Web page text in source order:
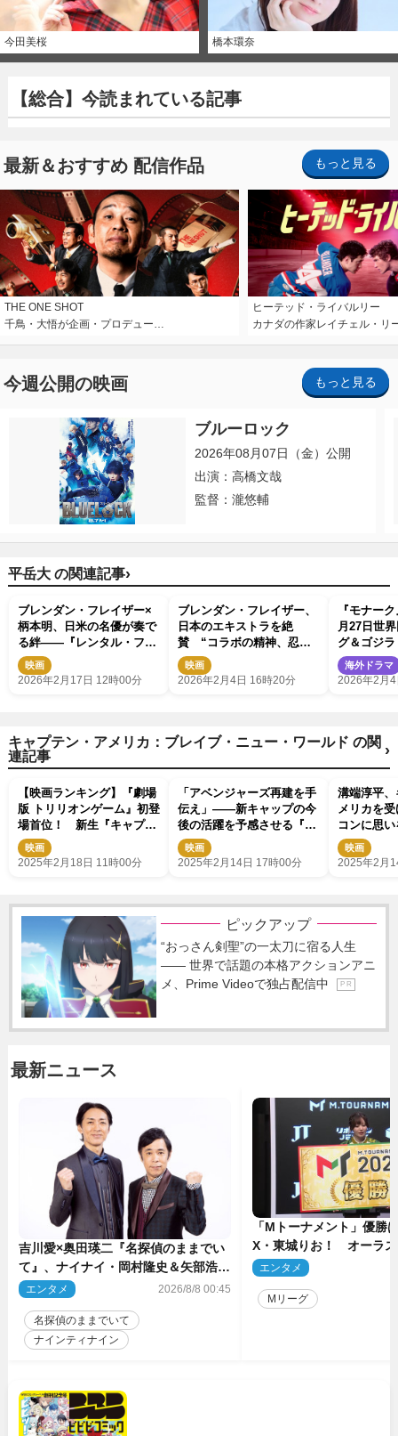
今田美桜 橋本環奈
【総合】今読まれている記事
最新＆おすすめ 配信作品 もっと見る
THE ONE SHOT
千鳥・大悟が企画・プロデュー…
ヒーテッド・ライバルリー
カナダの作家レイチェル・リ
今週公開の映画 もっと見る
ブルーロック
2026年08月07日（金）公開
出演：高橋文哉
監督：瀧悠輔
平岳大 の関連記事›
ブレンダン・フレイザー×
柄本明、日米の名優が奏で
る絆――『レンタル・ファ
ミリー』本編映像解禁
映画
2026年2月17日 12時00分
ブレンダン・フレイザー、
日本のエキストラを絶
賛 “コラボの精神、忍耐
の精神”を感じ「ステキな
文化」
映画
2026年2月4日 16時20分
『モナー
月27日世
グ＆ゴジ
が激突す
到着
海外ドラマ
2026年2月
キャプテン・アメリカ：ブレイブ・ニュー・ワールド の関
連記事
›
【映画ランキング】『劇場
版 トリリオンゲーム』初登
場首位！ 新生『キャプテ
ン・アメリカ』は2位発進
映画
2025年2月18日 11時00分
「アベンジャーズ再建を手
伝え」――新キャップの今
後の活躍を予感させる『キ
ャプテン・アメリカ：
BNW』本編映像解禁
映画
2025年2月14日 17時00分
溝端淳平
メリカを
コンに思
分を疑え
う！
映画
2025年2月
ピックアップ
“おっさん剣聖”の一太刀に宿る人生
―― 世界で話題の本格アクションアニ
メ、Prime Videoで独占配信中
P R
最新ニュース
吉川愛×奥田瑛二『名探偵のままでい
て』、ナイナイ・岡村隆史＆矢部浩之
のゲスト出演が決定！
エンタメ 2026/8/8 00:45
名探偵のままでいて
ナインティナイン
「Mトーナメント」優勝
X・東城りお！ オーラス
後は自ら和了って幕引き
エンタメ
Mリーグ